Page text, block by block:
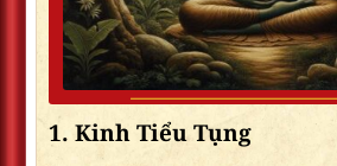
1. Kinh Tiểu Tụng